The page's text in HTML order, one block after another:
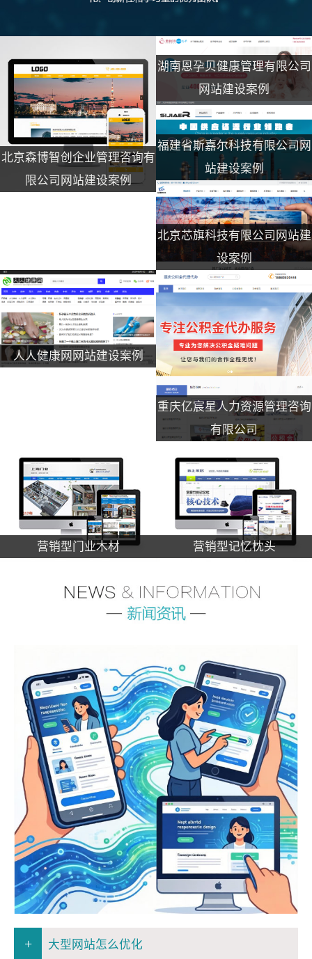
北京森博智创企业管理咨询有
限公司网站建设案例
湖南恩孕贝健康管理有限公司
网站建设案例
福建省斯嘉尔科技有限公司网
站建设案例
北京芯旗科技有限公司网站建
设案例
人人健康网网站建设案例
重庆亿宸星人力资源管理咨询
有限公司
营销型门业木材 营销型记忆枕头
+ 大型网站怎么优化